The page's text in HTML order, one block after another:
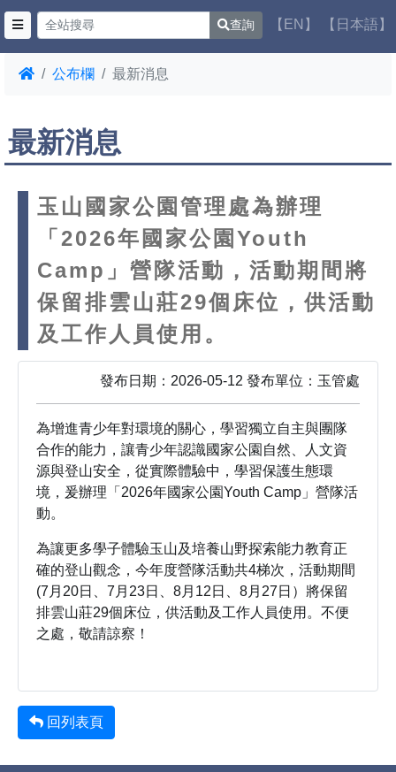
查詢 【EN】 【日本語】
公布欄 最新消息
最新消息
玉山國家公園管理處為辦理
「2026年國家公園Youth
Camp」營隊活動，活動期間將
保留排雲山莊29個床位，供活動
及工作人員使用。
發布日期：2026-05-12 發布單位：玉管處
為增進青少年對環境的關心，學習獨立自主與團隊
合作的能力，讓青少年認識國家公園自然、人文資
源與登山安全，從實際體驗中，學習保護生態環
境，爰辦理「2026年國家公園Youth Camp」營隊活
動。
為讓更多學子體驗玉山及培養山野探索能力教育正
確的登山觀念，今年度營隊活動共4梯次，活動期間
(7月20日、7月23日、8月12日、8月27日）將保留
排雲山莊29個床位，供活動及工作人員使用。不便
之處，敬請諒察！
回列表頁